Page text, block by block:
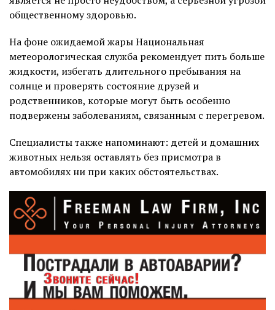
общественному здоровью.
На фоне ожидаемой жары Национальная
метеорологическая служба рекомендует пить больше
жидкости, избегать длительного пребывания на
солнце и проверять состояние друзей и
родственников, которые могут быть особенно
подвержены заболеваниям, связанным с перегревом.
Специалисты также напоминают: детей и домашних
животных нельзя оставлять без присмотра в
автомобилях ни при каких обстоятельствах.